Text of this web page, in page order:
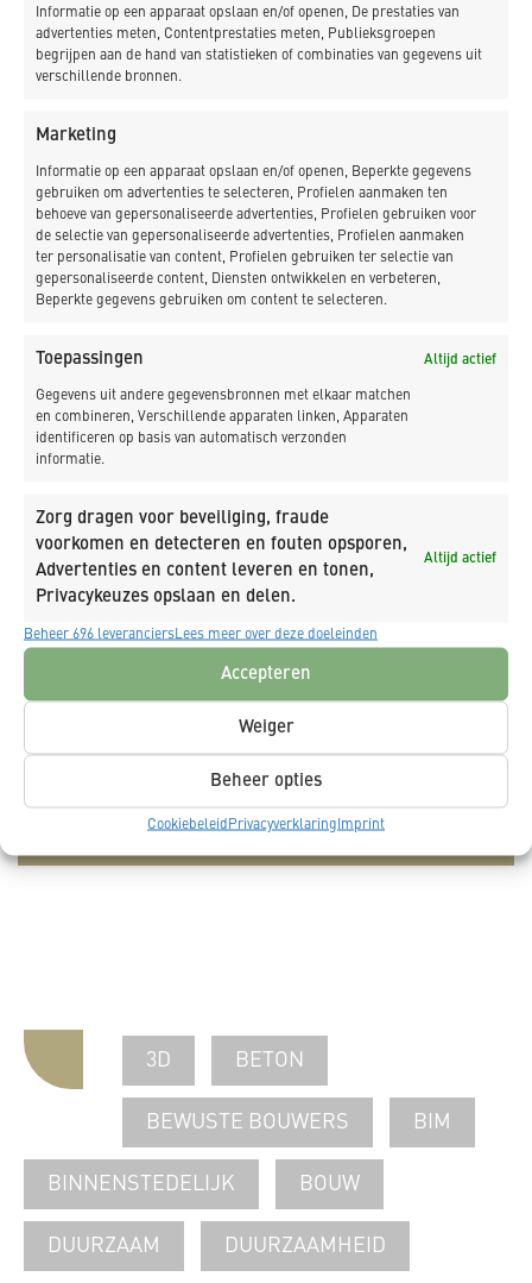
Informatie op een apparaat opslaan en/of openen, De prestaties van
advertenties meten, Contentprestaties meten, Publieksgroepen
begrijpen aan de hand van statistieken of combinaties van gegevens uit
verschillende bronnen.
Marketing
Informatie op een apparaat opslaan en/of openen, Beperkte gegevens
gebruiken om advertenties te selecteren, Profielen aanmaken ten
behoeve van gepersonaliseerde advertenties, Profielen gebruiken voor
de selectie van gepersonaliseerde advertenties, Profielen aanmaken
ter personalisatie van content, Profielen gebruiken ter selectie van
gepersonaliseerde content, Diensten ontwikkelen en verbeteren,
Beperkte gegevens gebruiken om content te selecteren.
Toepassingen Altijd actief
Gegevens uit andere gegevensbronnen met elkaar matchen
en combineren, Verschillende apparaten linken, Apparaten
identificeren op basis van automatisch verzonden
informatie.
Zorg dragen voor beveiliging, fraude
voorkomen en detecteren en fouten opsporen,
Advertenties en content leveren en tonen,
Privacykeuzes opslaan en delen.
Altijd actief
Beheer 696 leveranciersLees meer over deze doeleinden
Accepteren
Weiger
Beheer opties
Cookiebeleid Privacyverklaring Imprint
_LEES MEER
NIEUWSBRIEF
Ja, schrijf mij in op de nieuwsbrief van K_DEKKER.
Ja, ik geef toestemming dat K_DEKKER mijn
3D BETON
BEWUSTE BOUWERS BIM
BINNENSTEDELIJK BOUW
DUURZAAM DUURZAAMHEID